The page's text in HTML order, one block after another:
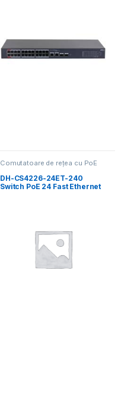
Comutatoare de rețea cu PoE
DH-CS4226-24ET-240
Switch PoE 24 Fast Ethernet